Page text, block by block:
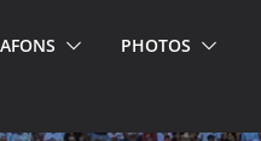
PHOTOS